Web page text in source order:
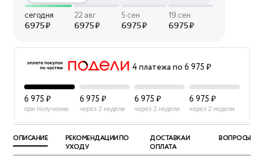
4 платежа по 6 975 ₽
6 975 ₽
при получении
6 975 ₽
через 2 недели
6 975 ₽
через 2 недели
6 975 ₽
через 2 недели
ОПИСАНИЕ
РЕКОМЕНДАЦИИ ПО
УХОДУ
ДОСТАВКА И
ОПЛАТА
ВОПРОСЫ